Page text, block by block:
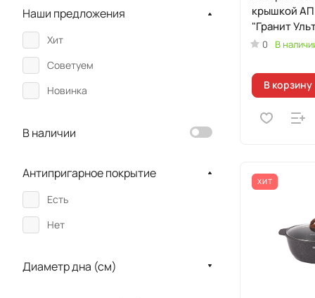
крышкой
"Гранит
0 В
В корзину
ХИТ
Наши предложения
Хит
Советуем
Новинка
В наличии
Антипригарное покрытие
Есть
Нет
Диаметр дна (см)